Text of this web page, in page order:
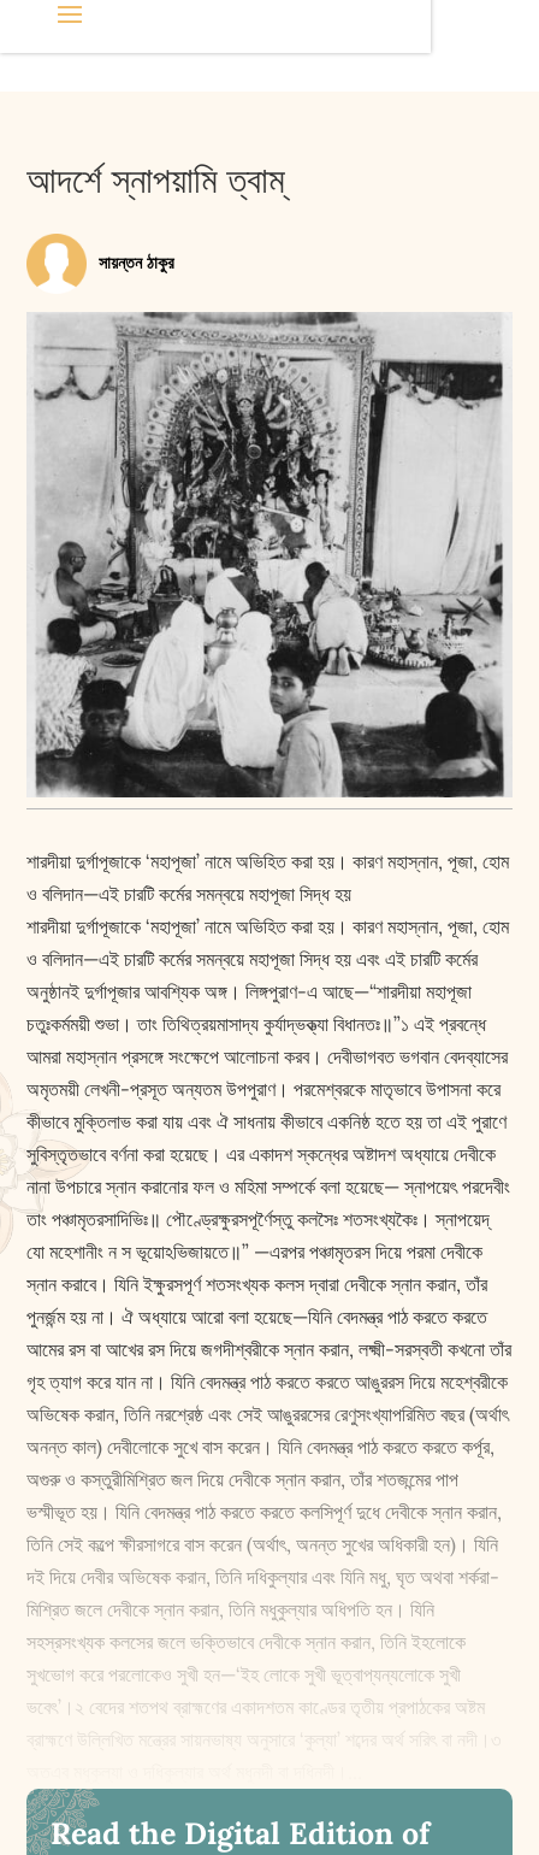
আদর্শে স্নাপয়ামি ত্বাম্‌
সায়ন্তন ঠাকুর
শারদীয়া দুর্গাপূজাকে ‘মহাপূজা’ নামে অভিহিত করা হয়। কারণ মহাস্নান, পূজা, হোম
ও বলিদান—এই চারটি কর্মের সমন্বয়ে মহাপূজা সিদ্ধ হয়
শারদীয়া দুর্গাপূজাকে ‘মহাপূজা’ নামে অভিহিত করা হয়। কারণ মহাস্নান, পূজা, হোম
ও বলিদান—এই চারটি কর্মের সমন্বয়ে মহাপূজা সিদ্ধ হয় এবং এই চারটি কর্মের
অনুষ্ঠানই দুর্গাপূজার আবশ্যিক অঙ্গ। লিঙ্গপুরাণ-এ আছে—“শারদীয়া মহাপূজা
চতুঃকর্মময়ী শুভা। তাং তিথিত্রয়মাসাদ্য কুর্যাদ্ভক্ত্যা বিধানতঃ॥”১ এই প্রবন্ধে
আমরা মহাস্নান প্রসঙ্গে সংক্ষেপে আলোচনা করব। দেবীভাগবত ভগবান বেদব্যাসের
অমৃতময়ী লেখনী-প্রসূত অন্যতম উপপুরাণ। পরমেশ্বরকে মাতৃভাবে উপাসনা করে
কীভাবে মুক্তিলাভ করা যায় এবং ঐ সাধনায় কীভাবে একনিষ্ঠ হতে হয় তা এই পুরাণে
সুবিস্তৃতভাবে বর্ণনা করা হয়েছে। এর একাদশ স্কন্ধের অষ্টাদশ অধ্যায়ে দেবীকে
নানা উপচারে স্নান করানোর ফল ও মহিমা সম্পর্কে বলা হয়েছে— স্নাপয়েৎ পরদেবীং
তাং পঞ্চামৃতরসাদিভিঃ॥ পৌণ্ড্রেক্ষুরসপূর্ণৈস্তু কলসৈঃ শতসংখ্যকৈঃ। স্নাপয়েদ্
যো মহেশানীং ন স ভূয়োঽভিজায়তে॥” —এরপর পঞ্চামৃতরস দিয়ে পরমা দেবীকে
স্নান করাবে। যিনি ই‌ক্ষুরসপূর্ণ শতসংখ্যক কলস দ্বারা দেবীকে স্নান করান, তাঁর
পুনর্জন্ম হয় না। ঐ অধ্যায়ে আরো বলা হয়েছে—যিনি বেদমন্ত্র পাঠ করতে করতে
আমের রস বা আখের রস দিয়ে জগদীশ্বরীকে স্নান করান, লক্ষ্মী-সরস্বতী কখনো তাঁর
গৃহ ত্যাগ করে যান না। যিনি বেদমন্ত্র পাঠ করতে করতে আঙুররস দিয়ে মহেশ্বরীকে
অভিষেক করান, তিনি নরশ্রেষ্ঠ এবং সেই আঙুররসের রেণুসংখ্যাপরিমিত বছর (অর্থাৎ
অনন্ত কাল) দেবীলোকে সুখে বাস করেন। যিনি বেদমন্ত্র পাঠ করতে করতে কর্পূর,
অগুরু ও কস্তুরীমিশ্রিত জল দিয়ে দেবীকে স্নান করান, তাঁর শতজন্মের পাপ
ভস্মীভূত হয়। যিনি বেদমন্ত্র পাঠ করতে করতে কলসিপূর্ণ দুধে দেবীকে স্নান করান,
তিনি সেই কল্পে ক্ষীরসাগরে বাস করেন (অর্থাৎ, অনন্ত সুখের অধিকারী হন)। যিনি
দই দিয়ে দেবীর অভিষেক করান, তিনি দধিকুল্যার এবং যিনি মধু, ঘৃত অথবা শর্করা-
মিশ্রিত জলে দেবীকে স্নান করান, তিনি মধুকুল্যার অধিপতি হন। যিনি
সহস্রসংখ্যক কলসের জলে ভক্তিভাবে দেবীকে স্নান করান, তিনি ইহলোকে
সুখভোগ করে পরলোকেও সুখী হন—‘ইহ লোকে সুখী ভূত্বাপ্যন্যলোকে সুখী
ভবেৎ’।২ বেদের শতপথ ব্রাহ্মণের একাদশতম কাণ্ডের তৃতীয় প্রপাঠকের অষ্টম
ব্রাহ্মণে উল্লিখিত মন্ত্রের সায়নভাষ্য অনুসারে ‘কুল্যা’ শব্দের অর্থ সরিৎ বা নদী।৩
Read the Digital Edition of